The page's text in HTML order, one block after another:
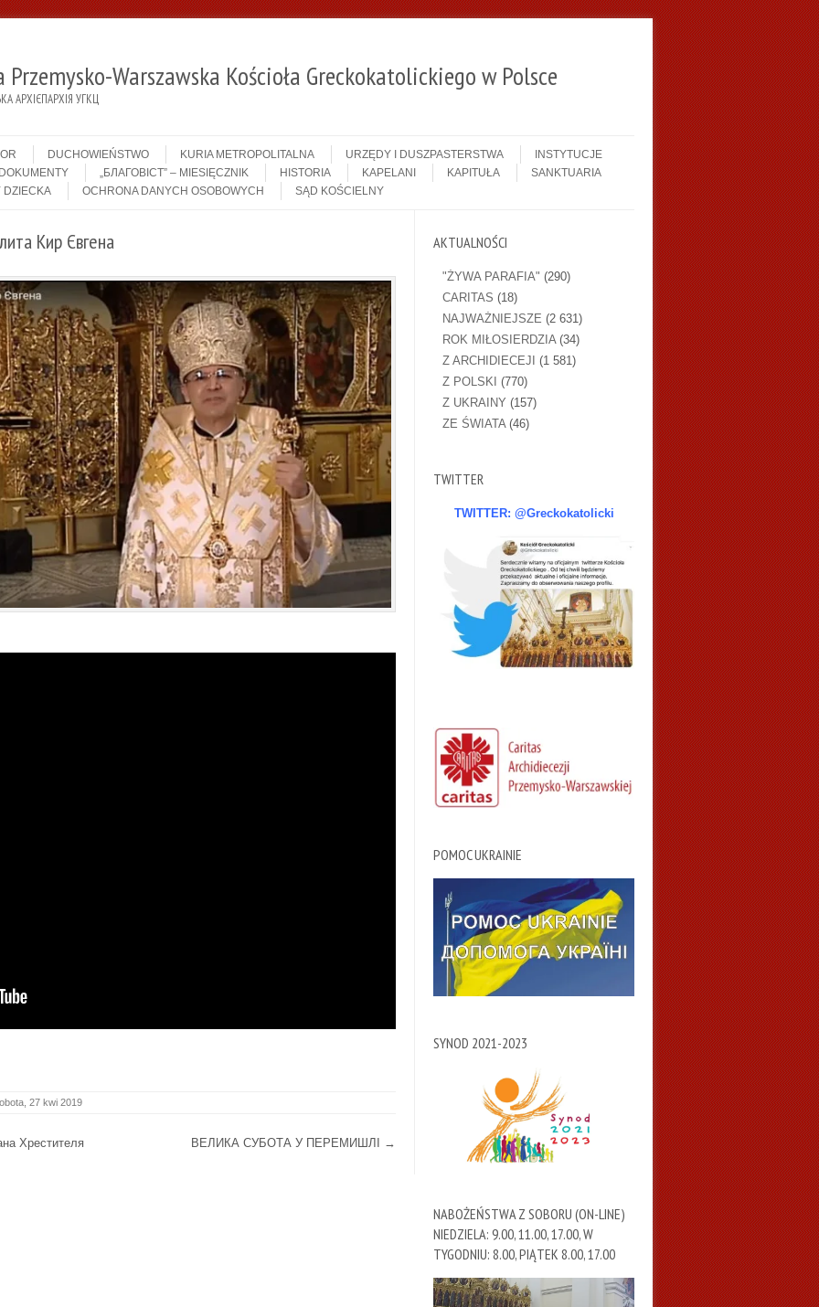
Warszawska Kościoła Greckokatolickiego w Polsce
АРХІЄПАРХІЯ УГКЦ
DUCHOWIEŃSTWO KURIA METROPOLITALNA URZĘDY I DUSZPASTERSTWA
INSTYTUCJE
DOKUMENTY „БЛАГОВІСТ” – MIESIĘCZNIK HISTORIA KAPELANI KAPITUŁA
SANKTUARIA
DZIECKA OCHRONA DANYCH OSOBOWYCH SĄD KOŚCIELNY
Кир Євгена
27 kwi 2019
Хрестителя
ВЕЛИКА СУБОТА У ПЕРЕМИШЛІ →
AKTUALNOŚCI
"ŻYWA PARAFIA" (290)
CARITAS (18)
NAJWAŻNIEJSZE (2 631)
ROK MIŁOSIERDZIA(34)
Z ARCHIDIECEJI (1 581)
Z POLSKI (770)
Z UKRAINY (157)
ZE ŚWIATA(46)
TWITTER
TWITTER: @Greckokatolicki
POMOC UKRAINIE
SYNOD 2021-2023
NABOŻEŃSTWA Z SOBORU (ON-LINE)
NIEDZIELA: 9.00, 11.00, 17.00, W
TYGODNIU: 8.00, PIĄTEK 8.00, 17.00